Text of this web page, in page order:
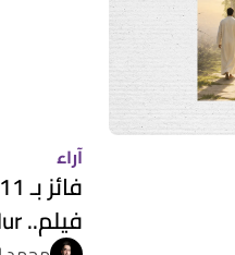
آراء
فيلم.. Ben-Hur